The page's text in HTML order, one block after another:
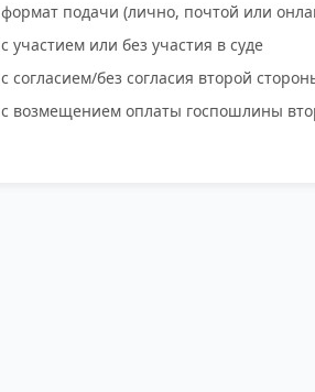
формат подачи (лично, почтой или
с участием или без участия в суде
с согласием/без согласия второй
с возмещением оплаты госпошлины